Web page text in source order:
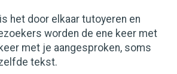
het door elkaar tutoyeren en
worden de ene keer met
met je aangesproken, soms
tekst.